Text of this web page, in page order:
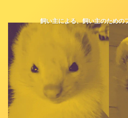
飼い主による、飼い主のための